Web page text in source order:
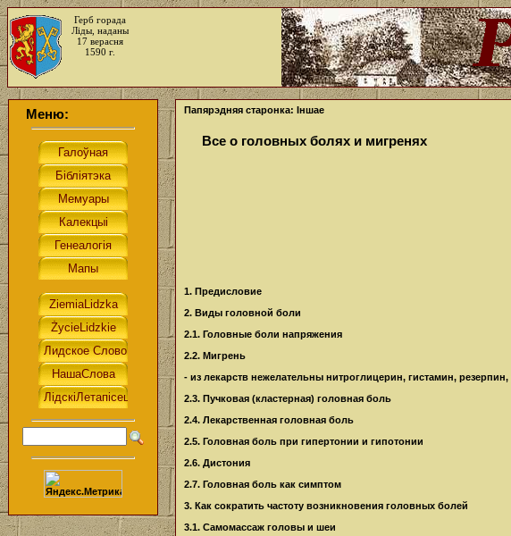
Герб горада
Ліды, наданы
17 верасня
1590 г.
Меню: Папярэдняя старонка: Іншае
Все о головных болях и мигренях
1. Предисловие
2. Виды головной боли
2.1. Головные боли напряжения
2.2. Мигрень
- из лекарств нежелательны нитроглицерин, гистамин,
2.3. Пучковая (кластерная) головная боль
2.4. Лекарственная головная боль
2.5. Головная боль при гипертонии и гипотонии
2.6. Дистония
2.7. Головная боль как симптом
3. Как сократить частоту возникновения головных болей
3.1. Самомассаж головы и шеи